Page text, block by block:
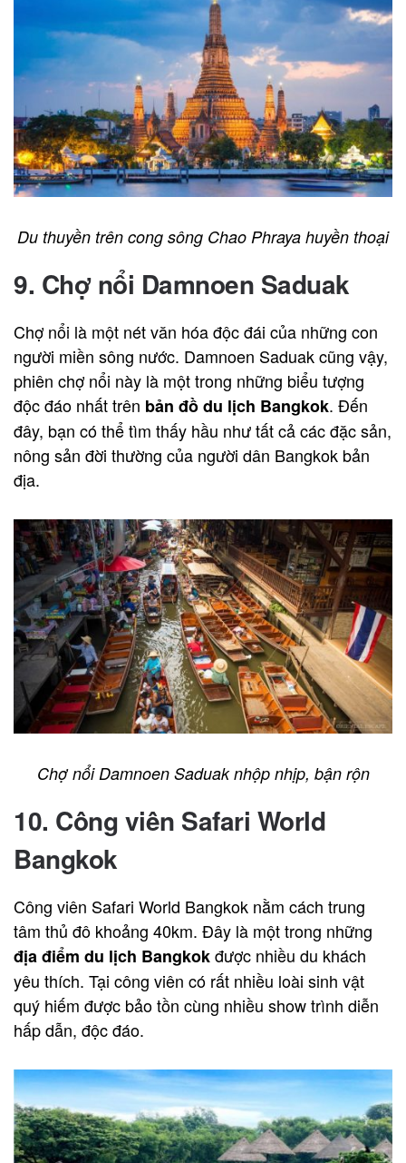
Du thuyền trên cong sông Chao Phraya huyền thoại
9. Chợ nổi Damnoen Saduak
Chợ nổi là một nét văn hóa độc đái của những con
người miền sông nước. Damnoen Saduak cũng vậy,
phiên chợ nổi này là một trong những biểu tượng
độc đáo nhất trên bản đồ du lịch Bangkok. Đến
đây, bạn có thể tìm thấy hầu như tất cả các đặc sản,
nông sản đời thường của người dân Bangkok bản
địa.
Chợ nổi Damnoen Saduak nhộp nhịp, bận rộn
10. Công viên Safari World
Bangkok
Công viên Safari World Bangkok nằm cách trung
tâm thủ đô khoảng 40km. Đây là một trong những
địa điểm du lịch Bangkokđược nhiều du khách
yêu thích. Tại công viên có rất nhiều loài sinh vật
quý hiếm được bảo tồn cùng nhiều show trình diễn
hấp dẫn, độc đáo.